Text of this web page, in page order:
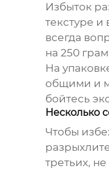
Избыток
текстуре и
всегда
на 250
На
общими и
бойтесь
Несколько
Чтобы
третьих,